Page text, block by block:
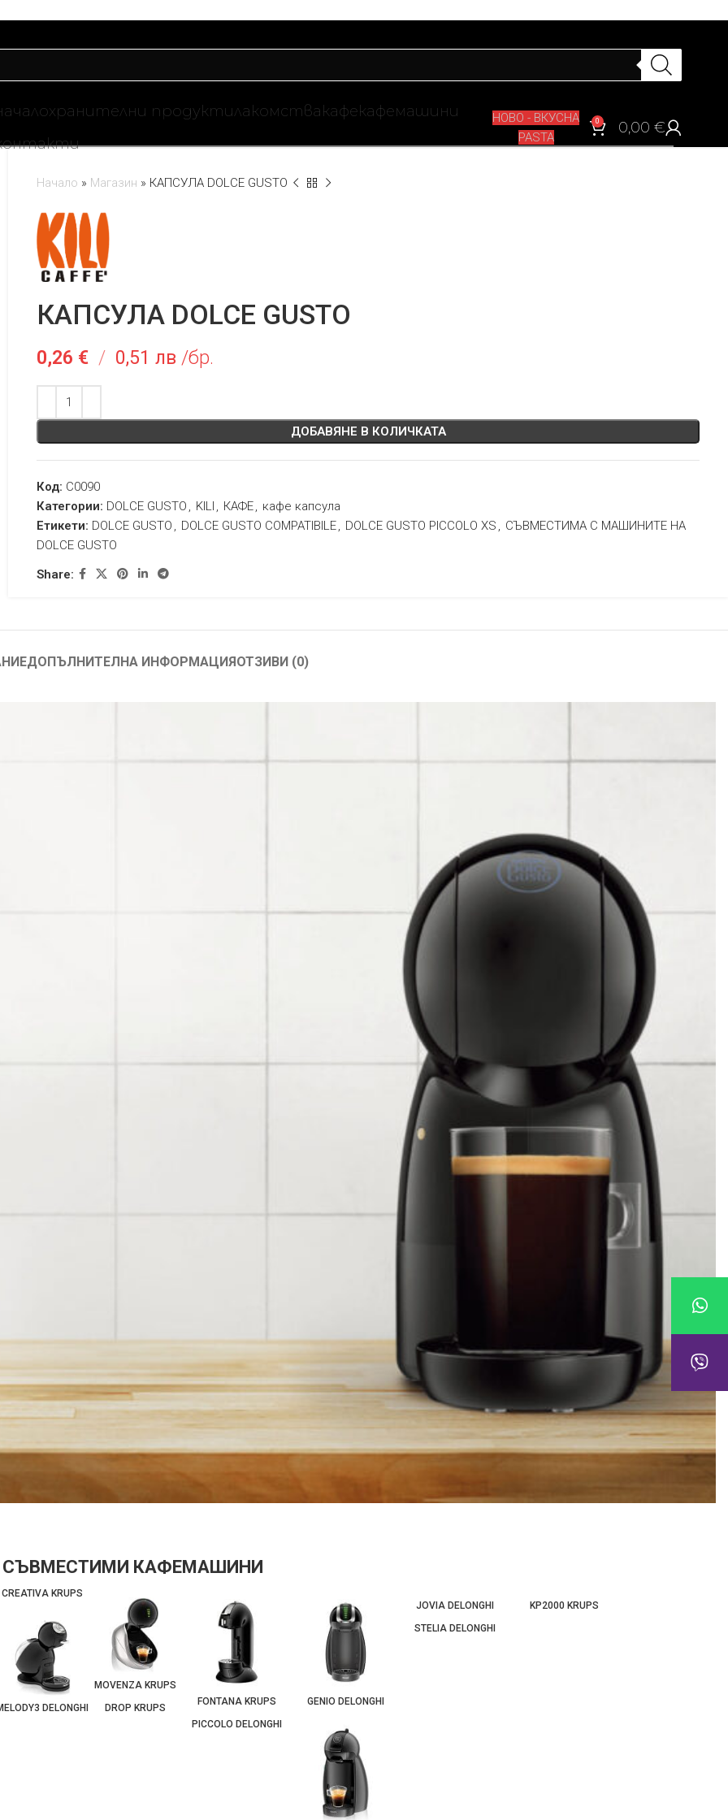
хранителни продуктилакомствакафекафемашини
НОВО - ВКУСНА
PASTA
0 0,00 €
Начало » Магазин » КАПСУЛА DOLCE GUSTO
КАПСУЛА DOLCE GUSTO
0,26 € / 0,51 лв /бр.
ДОБАВЯНЕ В КОЛИЧКАТА
Код: C0090
Категории: DOLCE GUSTO , KILI , КАФЕ, кафе капсула
Етикети: DOLCE GUSTO , DOLCE GUSTO COMPATIBILE, DOLCE GUSTO PICCOLO XS , СЪВМЕСТИМА С МАШИНИТЕ НА
DOLCE GUSTO
Share:
ДОПЪЛНИТЕЛНА ИНФОРМАЦИЯОТЗИВИ (0)
СЪВМЕСТИМИ КАФЕМАШИНИ
CREATIVA KRUPS
DELONGHI
MOVENZA KRUPS
DROP KRUPS
FONTANA KRUPS
PICCOLO DELONGHI
GENIO DELONGHI
JOVIA DELONGHI
STELIA DELONGHI
KP2000 KRUPS